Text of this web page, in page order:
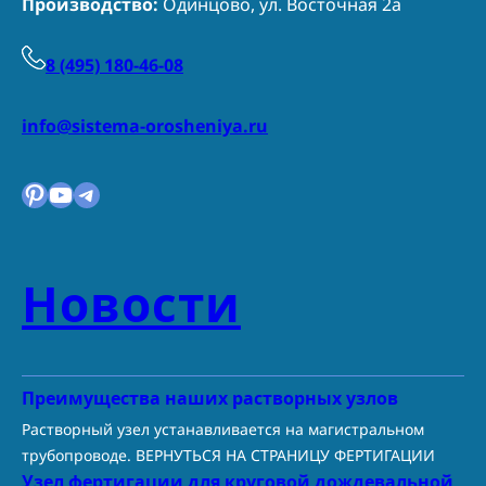
8 (495) 180-46-08
info@sistema-orosheniya.ru
Pinterest YouTube Telegram
Новости
Преимущества наших растворных узлов
Растворный узел устанавливается на магистральном
трубопроводе. ВЕРНУТЬСЯ НА СТРАНИЦУ ФЕРТИГАЦИИ